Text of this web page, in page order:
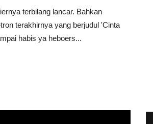
terbilang lancar. Bahkan
terakhirnya yang berjudul 'Cinta
habis ya heboers...